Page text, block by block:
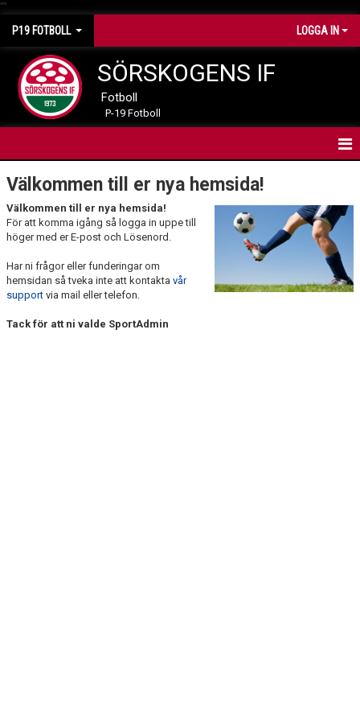
""
P19 FOTBOLL LOGGA IN
SÖRSKOGENS IF
Fotboll
P-19 Fotboll
HEM
NYHETER
KALENDER
MATCHER
Välkommen till er nya hemsida!
Välkommen till er nya hemsida!
För att komma igång så logga in uppe till
höger med er E-post och Lösenord.
Har ni frågor eller funderingar om
hemsidan så tveka inte att kontakta vår
support via mail eller telefon.
Tack för att ni valde SportAdmin